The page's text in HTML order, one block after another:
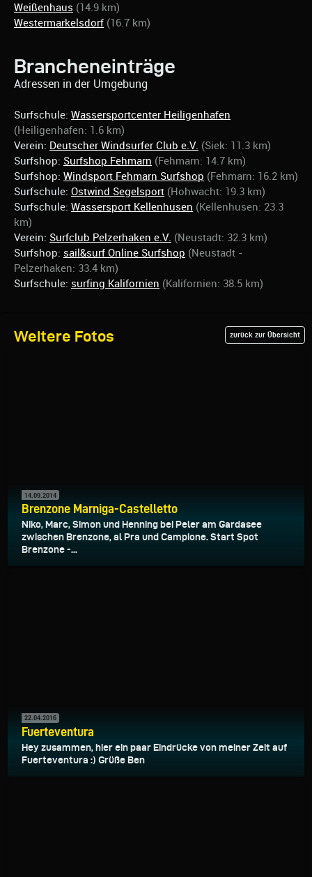
Weißenhaus (14.9 km)
Westermarkelsdorf (16.7 km)
Brancheneinträge
Adressen in der Umgebung
Surfschule: Wassersportcenter Heiligenhafen
(Heiligenhafen: 1.6 km)
Verein: Deutscher Windsurfer Club e.V. (Siek: 11.3 km)
Surfshop: Surfshop Fehmarn (Fehmarn: 14.7 km)
Surfshop: Windsport Fehmarn Surfshop (Fehmarn: 16.2 km)
Surfschule: Ostwind Segelsport (Hohwacht: 19.3 km)
Surfschule: Wassersport Kellenhusen (Kellenhusen: 23.3
km)
Verein: Surfclub Pelzerhaken e.V. (Neustadt: 32.3 km)
Surfshop: sail&surf Online Surfshop (Neustadt -
Pelzerhaken: 33.4 km)
Surfschule: surfing Kalifornien (Kalifornien: 38.5 km)
Weitere Fotos zurück zur Übersicht
14.09.2014
Brenzone Marniga-Castelletto
Niko, Marc, Simon und Henning bei Peler am Gardasee
zwischen Brenzone, al Pra und Campione. Start Spot
Brenzone -...
22.04.2016
Fuerteventura
Hey zusammen, hier ein paar Eindrücke von meiner Zeit auf
Fuerteventura :) Grüße Ben